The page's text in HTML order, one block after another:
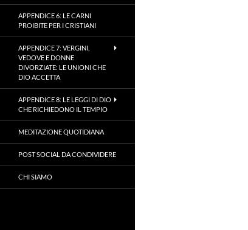
APPENDICE 6: LE CARNI
PROIBITE PER I CRISTIANI
APPENDICE 7: VERGINI,
VEDOVE E DONNE
DIVORZIATE: LE UNIONI CHE
DIO ACCETTA
APPENDICE 8: LE LEGGI DI DIO
CHE RICHIEDONO IL TEMPIO
MEDITAZIONE QUOTIDIANA
POST SOCIAL DA CONDIVIDERE
CHI SIAMO